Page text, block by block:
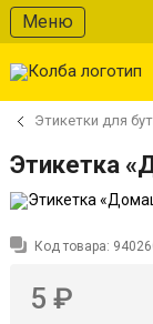
Меню
Этикетки для
Этикетка
Код товара:
5 ₽